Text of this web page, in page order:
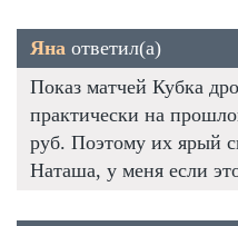
Яна ответил(а)
Показ матчей Кубка
практически на
руб. Поэтому их ярый
Наташа, у меня если